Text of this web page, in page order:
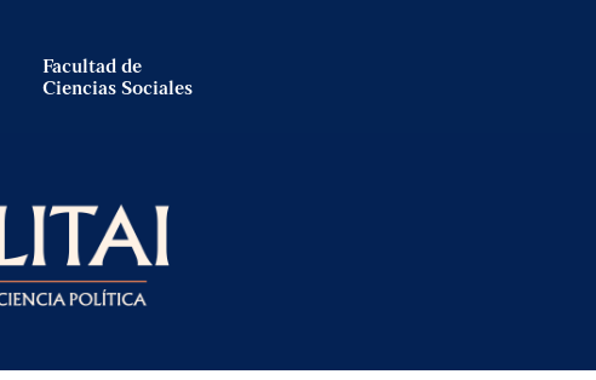
Facultad de
Ciencias Sociales